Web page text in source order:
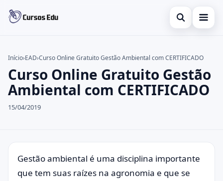
Abrir busca
Inglês
Idiomas
Buscar no site ×
Buscar por:
Pressione Enter para buscar ou ESC para fechar.
Início›EAD›Curso Online Gratuito Gestão Ambiental com CERTIFICADO
Curso Online Gratuito Gestão
Ambiental com CERTIFICADO
15/04/2019
Gestão ambiental é uma disciplina importante
que tem suas raízes na agronomia e que se